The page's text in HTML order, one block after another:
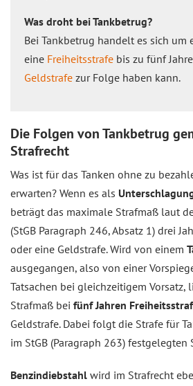
Was droht bei Tankbetrug?
Bei Tankbetrug handelt es sich um
eine Freiheitsstrafe bis zu fünf
Geldstrafe zur Folge haben kann.
Die Folgen von Tankbetrug
Strafrecht
Was ist für das Tanken ohne zu
erwarten? Wenn es als
beträgt das maximale Strafmaß laut
(StGB Paragraph 246, Absatz 1) drei
oder eine Geldstrafe. Wird von einem
ausgegangen, also von einer
Tatsachen bei gleichzeitigem Vorsatz,
Strafmaß bei fünf Jahren
Geldstrafe. Dabei folgt die Strafe für
im StGB (Paragraph 263) festgelegten
Benzindiebstahl wird im Strafrecht